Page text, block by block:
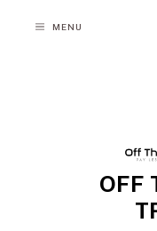
MENU
OFF